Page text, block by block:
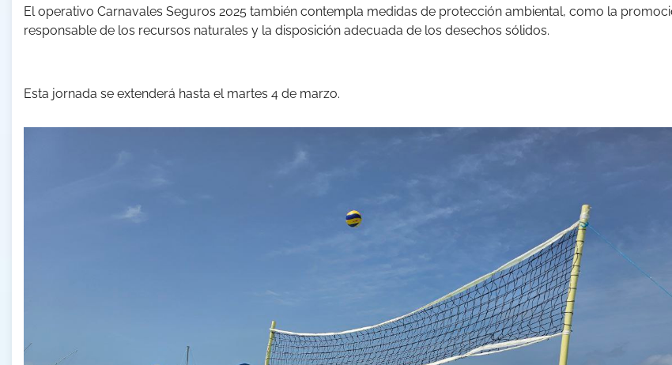
El operativo Carnavales Seguros 2025 también contempla medidas de protección ambiental, como la
responsable de los recursos naturales y la disposición adecuada de los desechos sólidos.
Esta jornada se extenderá hasta el martes 4 de marzo.